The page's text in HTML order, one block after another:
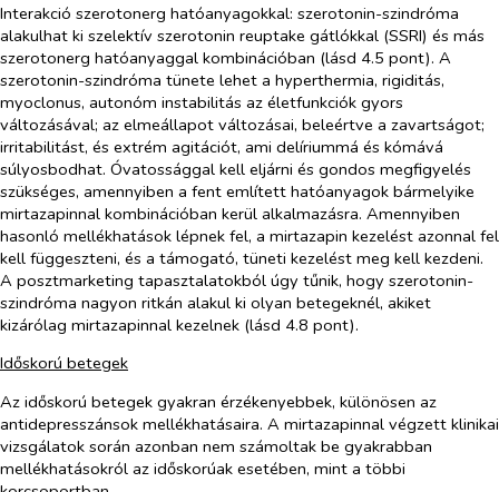
Interakció szerotonerg hatóanyagokkal: szerotonin-szindróma
alakulhat ki szelektív szerotonin reuptake gátlókkal (SSRI) és más
szerotonerg hatóanyaggal kombinációban (lásd 4.5 pont). A
szerotonin-szindróma tünete lehet a hyperthermia, rigiditás,
myoclonus, autonóm instabilitás az életfunkciók gyors
változásával; az elmeállapot változásai, beleértve a zavartságot;
irritabilitást, és extrém agitációt, ami delíriummá és kómává
súlyosbodhat. Óvatossággal kell eljárni és gondos megfigyelés
szükséges, amennyiben a fent említett hatóanyagok bármelyike
mirtazapinnal kombinációban kerül alkalmazásra. Amennyiben
hasonló mellékhatások lépnek fel, a mirtazapin kezelést azonnal fel
kell függeszteni, és a támogató, tüneti kezelést meg kell kezdeni.
A posztmarketing tapasztalatokból úgy tűnik, hogy szerotonin-
szindróma nagyon ritkán alakul ki olyan betegeknél, akiket
kizárólag mirtazapinnal kezelnek (lásd 4.8 pont).
Időskorú betegek
Az időskorú betegek gyakran érzékenyebbek, különösen az
antidepresszánsok mellékhatásaira. A mirtazapinnal végzett klinikai
vizsgálatok során azonban nem számoltak be gyakrabban
mellékhatásokról az időskorúak esetében, mint a többi